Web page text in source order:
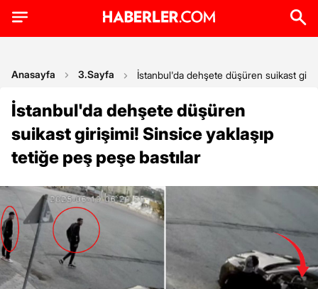
Anasayfa 3.Sayfa İstanbul'da dehşete düşüren suikast
İstanbul'da dehşete düşüren
suikast girişimi! Sinsice yaklaşıp
tetiğe peş peşe bastılar